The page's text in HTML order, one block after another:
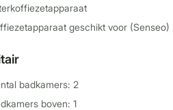
geschikt voor (Senseo)
badkamers: 2
boven: 1